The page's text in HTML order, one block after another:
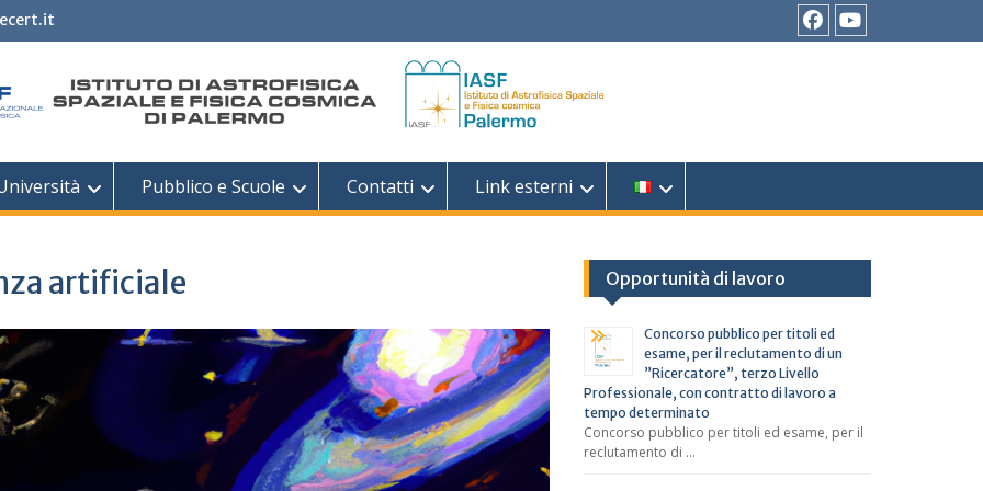
FacebookYouTube
Pubblico e Scuole Contatti Link esterni
artificiale Opportunità di lavoro
Concorso pubblico per titoli ed
esame, per il reclutamento di un
”Ricercatore”, terzo Livello
Professionale, con contratto di lavoro a
tempo determinato
Concorso pubblico per titoli ed esame, per il
reclutamento di …